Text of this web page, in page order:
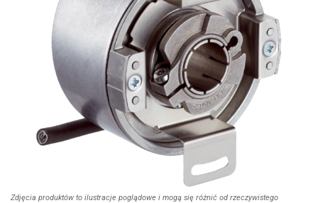
Zdjęcia produktów to ilustracje poglądowe i mogą się różnić od rzeczywistego